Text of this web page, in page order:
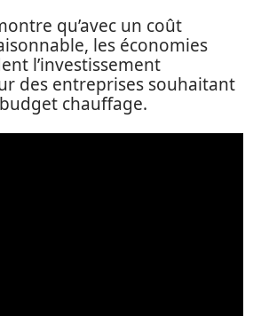
qu’avec un coût
les économies
l’investissement
des entreprises souhaitant
chauffage.